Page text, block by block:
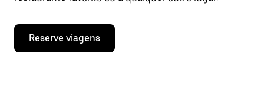
Reserve viagens